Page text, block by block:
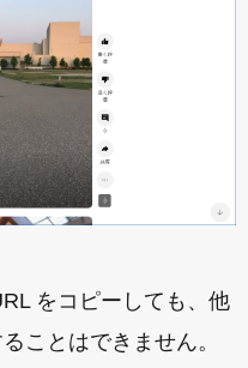
をコピーしても、他
ことはできません。